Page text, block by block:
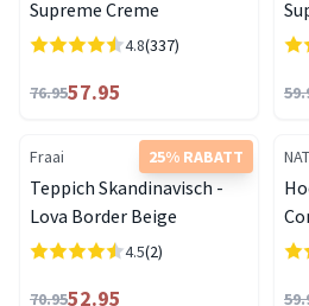
Supreme Creme
4.8(337)
76.9557.95
25% RABATT
Fraai
Teppich Skandinavisch -
Lova Border Beige
4.5(2)
70.9552.95